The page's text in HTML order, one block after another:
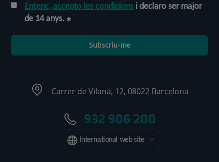
Entenc, accepto les condicions i declaro ser major
de 14 anys.
Subscriu-me
Carrer de Vilana, 12, 08022 Barcelona
932 906 200
International web site